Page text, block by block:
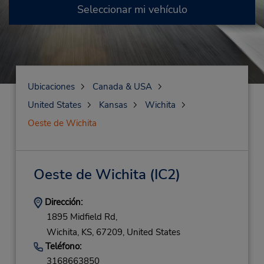
Seleccionar mi vehículo
Ubicaciones
Canada & USA
United States
Kansas
Wichita
Oeste de Wichita
Oeste de Wichita (IC2)
Dirección:
1895 Midfield Rd,
Wichita, KS, 67209, United States
Teléfono:
3168663850